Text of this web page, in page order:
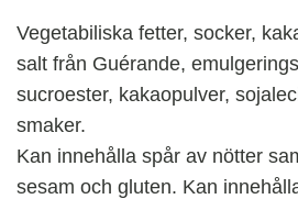
Vegetabiliska fetter, socker,
salt från Guérande,
sucroester, kakaopulver,
smaker.
Kan innehålla spår av nötter
sesam och gluten. Kan